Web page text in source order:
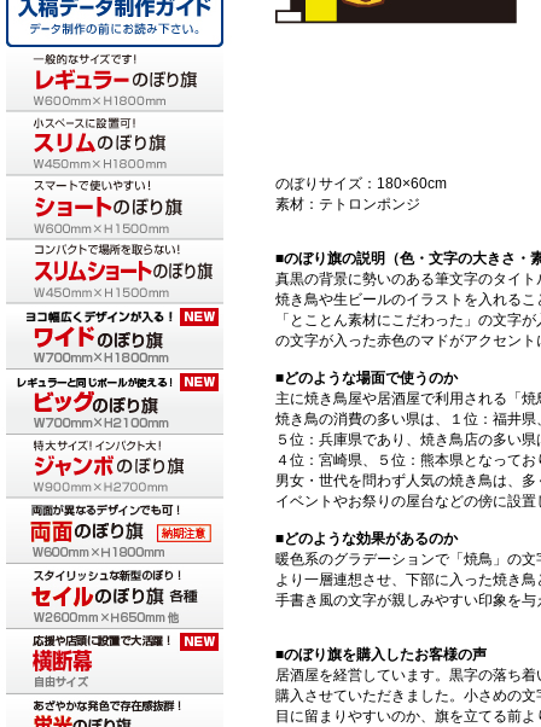
のぼりサイズ：180×60cm
素材：テトロンポンジ
■のぼり旗の説明（色・文字の大きさ・
真黒の背景に勢いのある筆文字のタイ
焼き鳥や生ビールのイラストを入れる
「とことん素材にこだわった」の文字
の文字が入った赤色のマドがアクセン
■どのような場面で使うのか
主に焼き鳥屋や居酒屋で利用される「
焼き鳥の消費の多い県は、１位：福井
５位：兵庫県であり、焼き鳥店の多い
４位：宮崎県、５位：熊本県となって
男女・世代を問わず人気の焼き鳥は、
イベントやお祭りの屋台などの傍に設
■どのような効果があるのか
暖色系のグラデーションで「焼鳥」の
より一層連想させ、下部に入った焼き
手書き風の文字が親しみやすい印象を
■のぼり旗を購入したお客様の声
居酒屋を経営しています。黒字の落ち
購入させていただきました。小さめの
目に留まりやすいのか、旗を立てる前